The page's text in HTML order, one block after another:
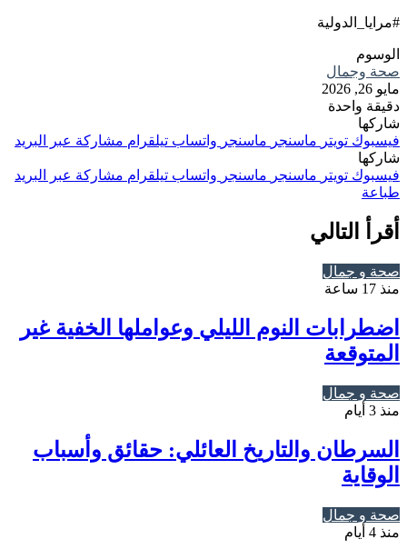
#مرايا_الدولية
الوسوم
صحة وجمال
مايو 26, 2026
دقيقة واحدة
شاركها
فيسبوك تويتر ماسنجر ماسنجر واتساب تيلقرام مشاركة عبر البريد
شاركها
فيسبوك تويتر ماسنجر ماسنجر واتساب تيلقرام مشاركة عبر البريد
طباعة
أقرأ التالي
صحة و جمال
منذ 17 ساعة
اضطرابات النوم الليلي وعواملها الخفية غير
المتوقعة
صحة و جمال
منذ 3 أيام
السرطان والتاريخ العائلي: حقائق وأسباب
الوقاية
صحة و جمال
منذ 4 أيام